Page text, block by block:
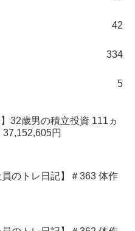
42
334
5
】32歳男の積立投資 111ヵ
37,152,605円
員のトレ日記】＃363 体作